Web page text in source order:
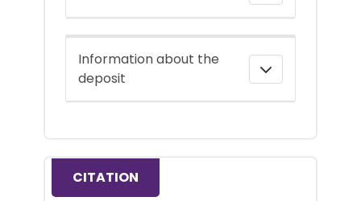
Information about the
deposit
CITATION